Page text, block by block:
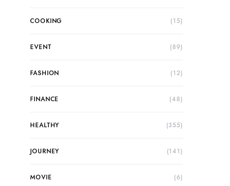
COOKING (15)
EVENT (89)
FASHION (12)
FINANCE (48)
HEALTHY (355)
JOURNEY (141)
MOVIE (6)